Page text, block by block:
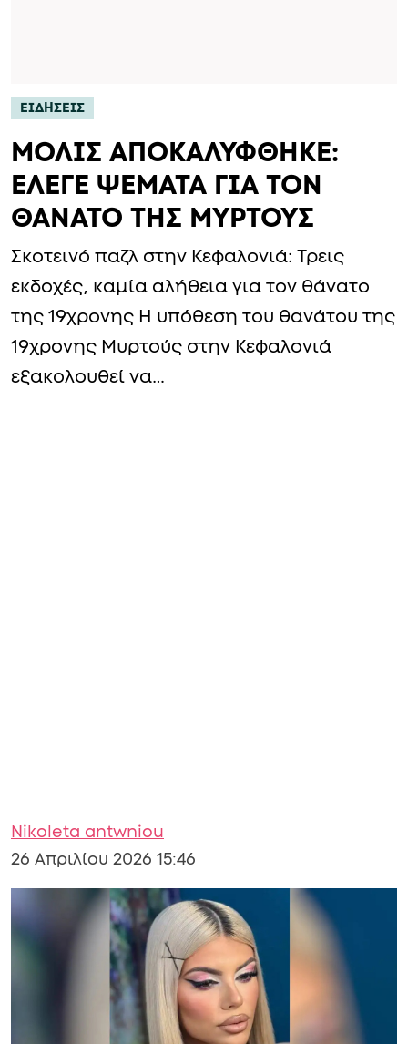
ΕΙΔΗΣΕΙΣ
ΜΟΛΙΣ ΑΠΟΚΑΛΥΦΘΗΚΕ:
ΕΛΕΓΕ ΨΕΜΑΤΑ ΓΙΑ ΤΟΝ
ΘΑΝΑΤΟ ΤΗΣ ΜΥΡΤΟΥΣ
Σκοτεινό παζλ στην Κεφαλονιά: Τρεις
εκδοχές, καμία αλήθεια για τον θάνατο
της 19χρονης Η υπόθεση του θανάτου της
19χρονης Μυρτούς στην Κεφαλονιά
εξακολουθεί να…
Nikoleta antwniou
26 Απριλίου 2026 15:46